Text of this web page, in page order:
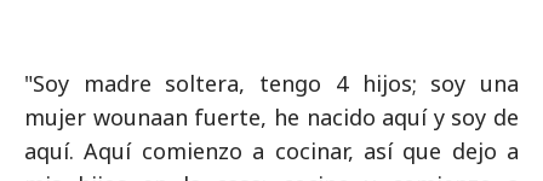
"Soy madre soltera, tengo 4 hijos; soy una
mujer wounaan fuerte, he nacido aquí y soy de
aquí. Aquí comienzo a cocinar, así que dejo a